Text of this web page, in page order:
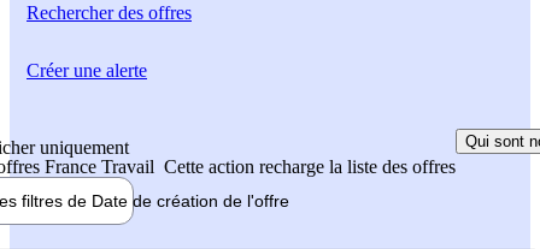
Rechercherdes offres
uniquement
France Travail Cette action recharge la liste des offres
Qui sont
filtres de Date de création de l'offre
Créer une alerte